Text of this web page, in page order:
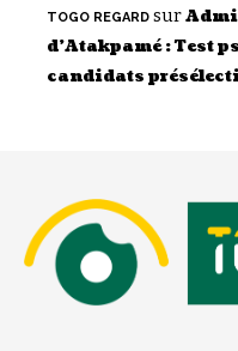
TOGO REGARD sur
d’Atakpamé : Test
candidats